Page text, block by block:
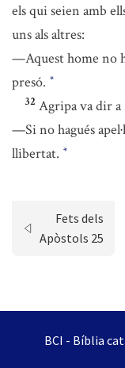
els qui seien amb
uns als altres:
—Aquest home no
presó. *
32 Agripa va dir a
—Si no hagués
llibertat. *
Fets dels
Apòstols 25
BCI - Bíblia